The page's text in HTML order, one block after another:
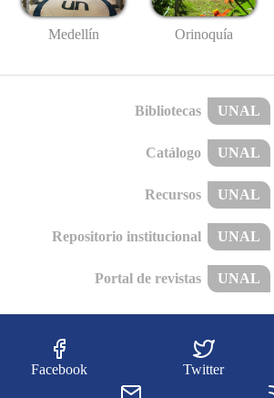
Medellín Orinoquía
Bibliotecas UNAL
Catálogo UNAL
Recursos UNAL
Repositorio institucional UNAL
Portal de revistas UNAL
Facebook Twitter